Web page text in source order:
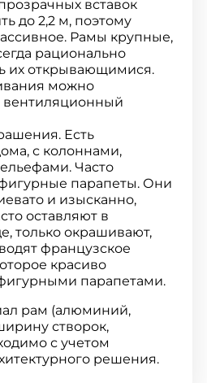
вставок
до 2,2 м, поэтому
Рамы крупные,
рационально
их открывающимися.
можно
вентиляционный
Есть
с колоннами,
Часто
парапеты. Они
и изысканно,
оставляют в
только окрашивают,
французское
красиво
парапетами.
рам (алюминий,
створок,
с учетом
решения.